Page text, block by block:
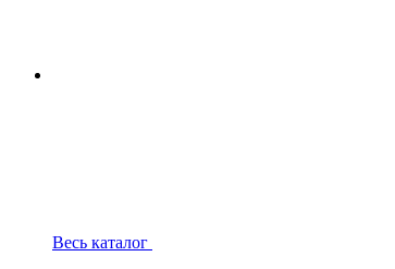
Весь каталог